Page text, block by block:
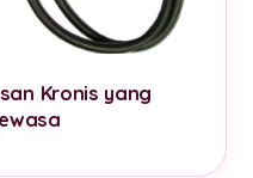
Kronis yang